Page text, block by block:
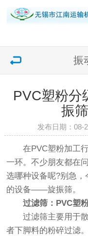
振
PVC塑粉分
振
发布日期：08-
在PVC塑粉加工行
一环。不少朋友都在问
选哪种设备呢?别急
的设备——旋振筛。
过滤筛：PVC塑
过滤筛主要用于散
者下脚料的粉碎过滤